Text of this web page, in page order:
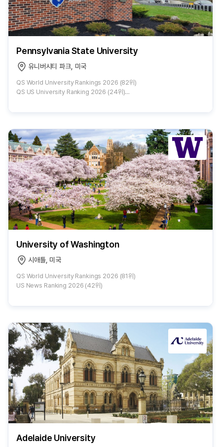
Pennsylvania State University
유니버시티 파크, 미국
QS World University Rankings 2026 (82위)
QS US University Ranking 2026 (24위)
University of Washington
시애틀, 미국
QS World University Rankings 2026 (81위)
US News Ranking 2026 (42위)
Adelaide University